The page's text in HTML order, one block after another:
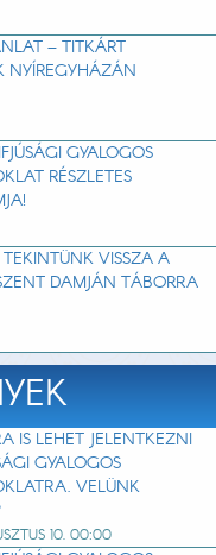
– TITKÁRT
NYÍREGYHÁZÁN
GYALOGOS
RÉSZLETES
VISSZA A
DAMJÁN TÁBORRA
IS LEHET JELENTKEZNI
GYALOGOS
VELÜNK
10. 00:00